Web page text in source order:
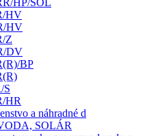
HP/SOL
HV
HV
Z
DV
BP
S
HR
a náhradné d
SOLÁR